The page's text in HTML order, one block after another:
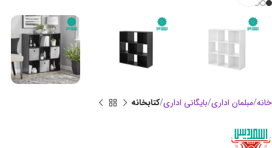
خانه مبلمان اداری بایگانی اداری کتابخانه